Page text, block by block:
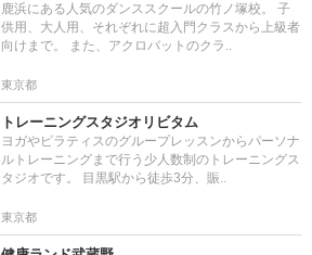
鹿浜にある人気のダンススクールの竹ノ塚校。 子
供用、大人用、それぞれに超入門クラスから上級者
向けまで。 また、アクロバットのクラ..
東京都
トレーニングスタジオリビタム
ヨガやピラティスのグループレッスンからパーソナ
ルトレーニングまで行う少人数制のトレーニングス
タジオです。 目黒駅から徒歩3分、賑..
東京都